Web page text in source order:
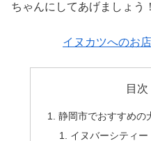
ちゃんにしてあげましょう！
イヌカツへのお
目次
静岡市でおすすめの
イヌバーシティー